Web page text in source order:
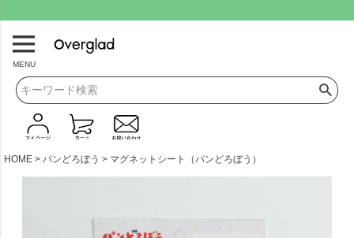
MENU
HOME パンどろぼう マグネットシート（パンどろぼう）